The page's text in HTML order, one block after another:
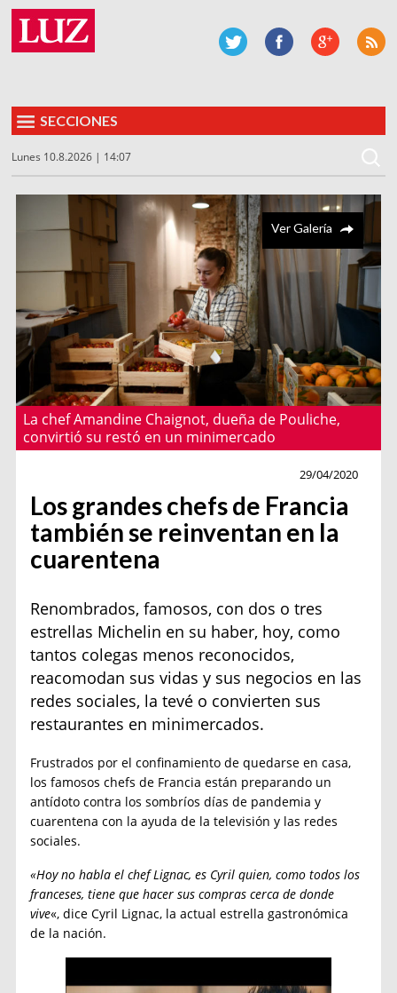
SECCIONES
Lunes 10.8.2026 | 14:07
Ver Galería
La chef Amandine Chaignot, dueña de Pouliche,
convirtió su restó en un minimercado
29/04/2020
Los grandes chefs de Francia
también se reinventan en la
cuarentena
Renombrados, famosos, con dos o tres
estrellas Michelin en su haber, hoy, como
tantos colegas menos reconocidos,
reacomodan sus vidas y sus negocios en las
redes sociales, la tevé o convierten sus
restaurantes en minimercados.
Frustrados por el confinamiento de quedarse en casa,
los famosos chefs de Francia están preparando un
antídoto contra los sombríos días de pandemia y
cuarentena con la ayuda de la televisión y las redes
sociales.
«Hoy no habla el chef Lignac, es Cyril quien, como todos los
franceses, tiene que hacer sus compras cerca de donde
vive«, dice Cyril Lignac, la actual estrella gastronómica
de la nación.